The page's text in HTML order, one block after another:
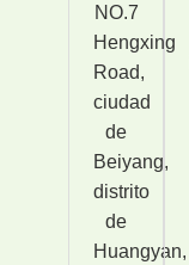
NO.7
Hengxing
Road,
ciudad
de
Beiyang,
distrito
de
Huangyan,